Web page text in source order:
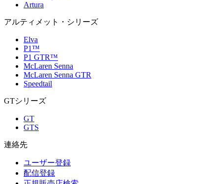
Artura
アルティメット・シリーズ
Elva
P1™
P1 GTR™
McLaren Senna
McLaren Senna GTR
Speedtail
GTシリーズ
GT
GTS
連絡先
ユーザー登録
配信登録